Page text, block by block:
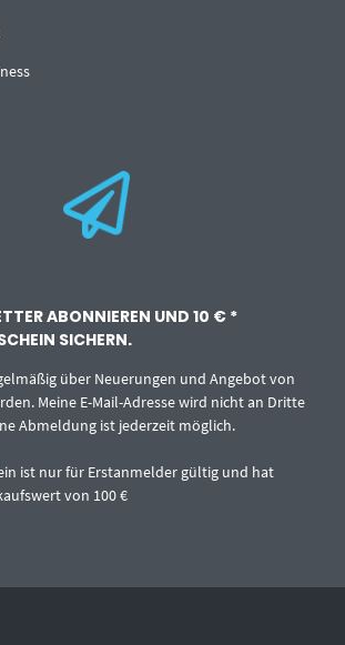
ABONNIEREN UND 10 € *
SICHERN.
über Neuerungen und Angebot von
Meine E-Mail-Adresse wird nicht an Dritte
Abmeldung ist jederzeit möglich.
ist nur für Erstanmelder gültig und hat
von 100 €